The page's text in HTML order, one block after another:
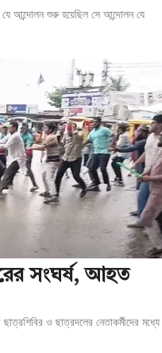
যে আন্দোলন শুরু হয়েছিল সে আন্দোলন যে
সংঘর্ষ, আহত
ও ছাত্রদলের নেতাকর্মীদের মধ্যে